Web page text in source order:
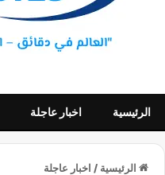
الرئيسية اخبار عاجلة
الرئيسية / اخبار عاجلة